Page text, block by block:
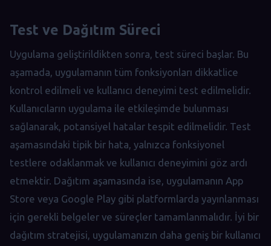
Test ve Dağıtım Süreci
Uygulama geliştirildikten sonra, test süreci başlar. Bu
aşamada, uygulamanın tüm fonksiyonları dikkatlice
kontrol edilmeli ve kullanıcı deneyimi test edilmelidir.
Kullanıcıların uygulama ile etkileşimde bulunması
sağlanarak, potansiyel hatalar tespit edilmelidir. Test
aşamasındaki tipik bir hata, yalnızca fonksiyonel
testlere odaklanmak ve kullanıcı deneyimini göz ardı
etmektir. Dağıtım aşamasında ise, uygulamanın App
Store veya Google Play gibi platformlarda yayınlanması
için gerekli belgeler ve süreçler tamamlanmalıdır. İyi bir
dağıtım stratejisi, uygulamanızın daha geniş bir kullanıcı